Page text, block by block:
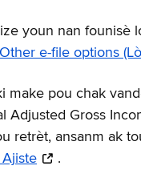
youn nan founisè
Other e-file options
make pou chak
Adjusted Gross
retrèt, ansanm ak
.